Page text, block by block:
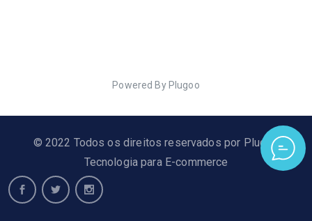
Powered By Plugoo
© 2022 Todos os direitos reservados por Plugoo
Tecnologia para E-commerce